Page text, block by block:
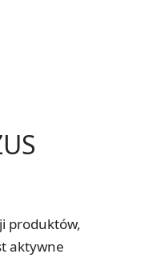
produktów,
aktywne